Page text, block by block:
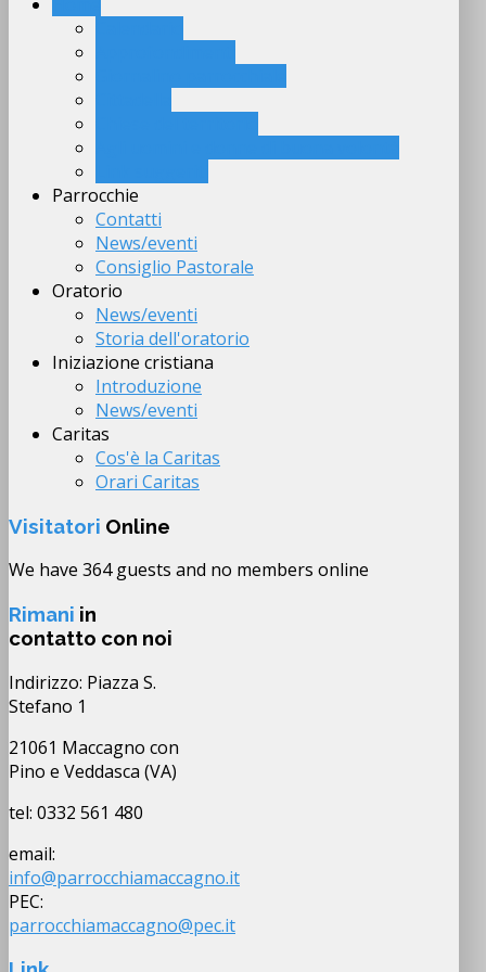
Parrocchie
Contatti
News/eventi
Consiglio Pastorale
Oratorio
News/eventi
Storia dell'oratorio
Iniziazione cristiana
Introduzione
News/eventi
Caritas
Cos'è la Caritas
Orari Caritas
Visitatori Online
We have 364 guests and no members online
Rimani in
contatto con noi
Indirizzo: Piazza S.
Stefano 1
21061 Maccagno con
Pino e Veddasca (VA)
tel: 0332 561 480
email:
info@parrocchiamaccagno.it
PEC:
parrocchiamaccagno@pec.it